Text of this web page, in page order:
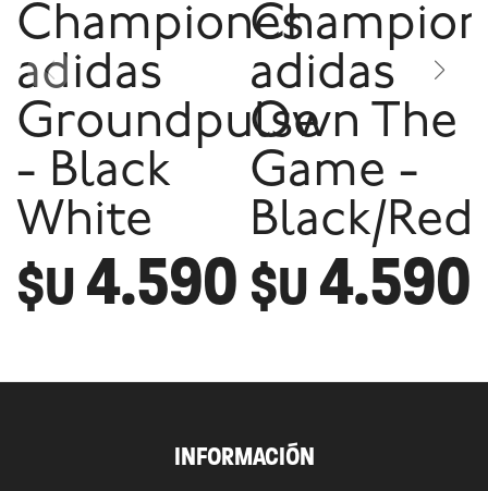
Championes
adidas
Groundpulse
- Black
White
$U4.590
adidas
Own The
Game -
Black/
$U4.590
INFORMACIÓN